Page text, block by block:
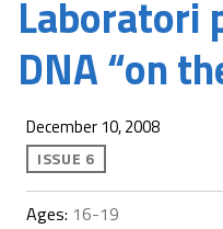
Laboratori
DNA “on
December 10, 2008
ISSUE 6
Ages: 16-19